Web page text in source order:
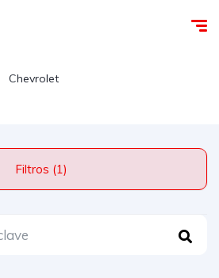
Chevrolet
Filtros (1)